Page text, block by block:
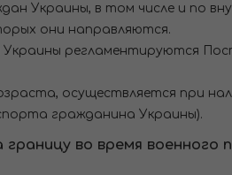
Украины, в том числе и по
они направляются.
Украины регламентируются
осуществляется при
гражданина Украины).
во время военного